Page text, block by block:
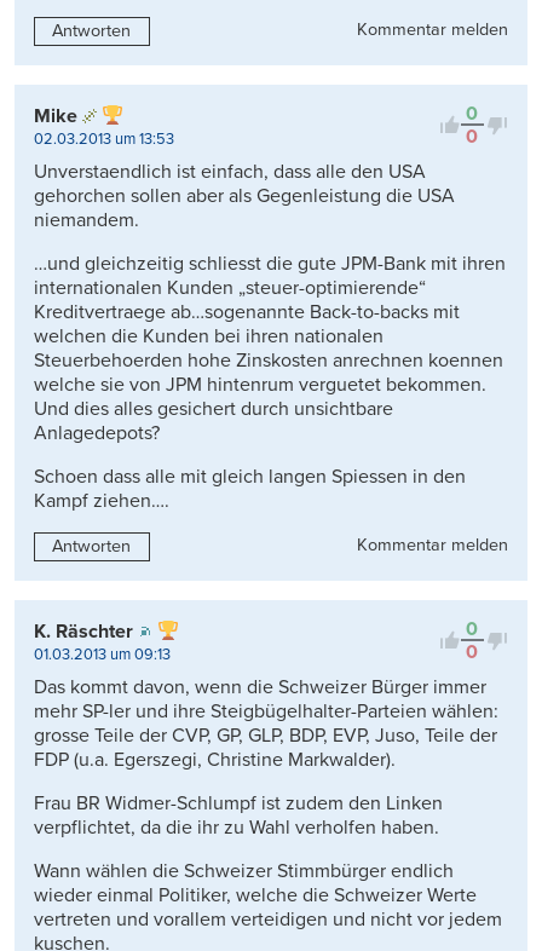
Antworten Kommentar melden
0
0
Mike
02.03.2013 um 13:53
Unverstaendlich ist einfach, dass alle den USA
gehorchen sollen aber als Gegenleistung die USA
niemandem.
…und gleichzeitig schliesst die gute JPM-Bank mit ihren
internationalen Kunden „steuer-optimierende“
Kreditvertraege ab…sogenannte Back-to-backs mit
welchen die Kunden bei ihren nationalen
Steuerbehoerden hohe Zinskosten anrechnen koennen
welche sie von JPM hintenrum verguetet bekommen.
Und dies alles gesichert durch unsichtbare
Anlagedepots?
Schoen dass alle mit gleich langen Spiessen in den
Kampf ziehen….
Antworten Kommentar melden
0
0
K. Räschter
01.03.2013 um 09:13
Das kommt davon, wenn die Schweizer Bürger immer
mehr SP-ler und ihre Steigbügelhalter-Parteien wählen:
grosse Teile der CVP, GP, GLP, BDP, EVP, Juso, Teile der
FDP (u.a. Egerszegi, Christine Markwalder).
Frau BR Widmer-Schlumpf ist zudem den Linken
verpflichtet, da die ihr zu Wahl verholfen haben.
Wann wählen die Schweizer Stimmbürger endlich
wieder einmal Politiker, welche die Schweizer Werte
vertreten und vorallem verteidigen und nicht vor jedem
kuschen.